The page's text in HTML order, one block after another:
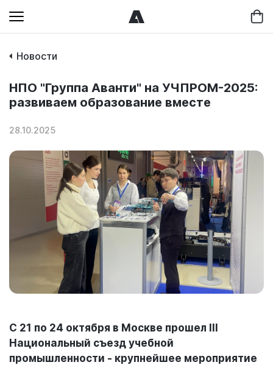
Новости
НПО "Группа Аванти" на УЧПРОМ-2025:
развиваем образование вместе
28.10.2025
С 21 по 24 октября в Москве прошел III
Национальный съезд учебной
промышленности - крупнейшее мероприятие